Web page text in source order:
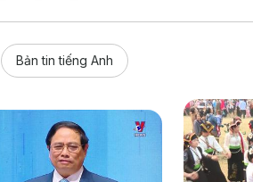
Bản tin tiếng Anh